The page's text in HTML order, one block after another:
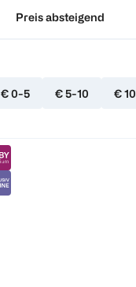
Preis absteigend
€ 0-5 € 5-10 €